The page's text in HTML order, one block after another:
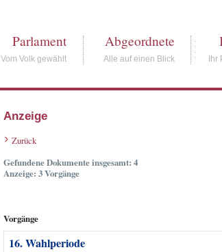
Parlament
Vom Volk gewählt
Abgeordnete
Alle auf einen Blick
Anzeige
Zurück
Gefundene Dokumente insgesamt: 4
Anzeige: 3 Vorgänge
Vorgänge
16. Wahlperiode